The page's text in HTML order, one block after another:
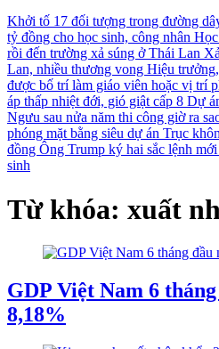
Khởi tố 17 đối tượng trong đường
tỷ đồng cho học sinh, công nhân
rồi đến trường xả súng ở Thái Lan
Lan, nhiều thương vong Hiệu
được bố trí làm giáo viên hoặc vị trí
áp thấp nhiệt đới, gió giật cấp 8 Dự
Ngưu sau nửa năm thi công giờ ra
phóng mặt bằng siêu dự án Trục
đồng Ông Trump ký hai sắc lệnh
sinh
Từ khóa: xuất
GDP Việt Nam 6
8,18%